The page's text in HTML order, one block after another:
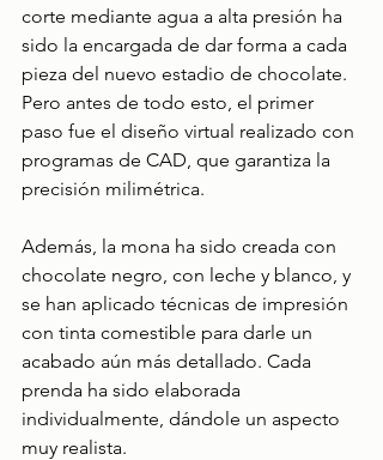
corte mediante agua a alta presión ha
sido la encargada de dar forma a cada
pieza del nuevo estadio de chocolate.
Pero antes de todo esto, el primer
paso fue el diseño virtual realizado con
programas de CAD, que garantiza la
precisión milimétrica.
Además, la mona ha sido creada con
chocolate negro, con leche y blanco, y
se han aplicado técnicas de impresión
con tinta comestible para darle un
acabado aún más detallado. Cada
prenda ha sido elaborada
individualmente, dándole un aspecto
muy realista.